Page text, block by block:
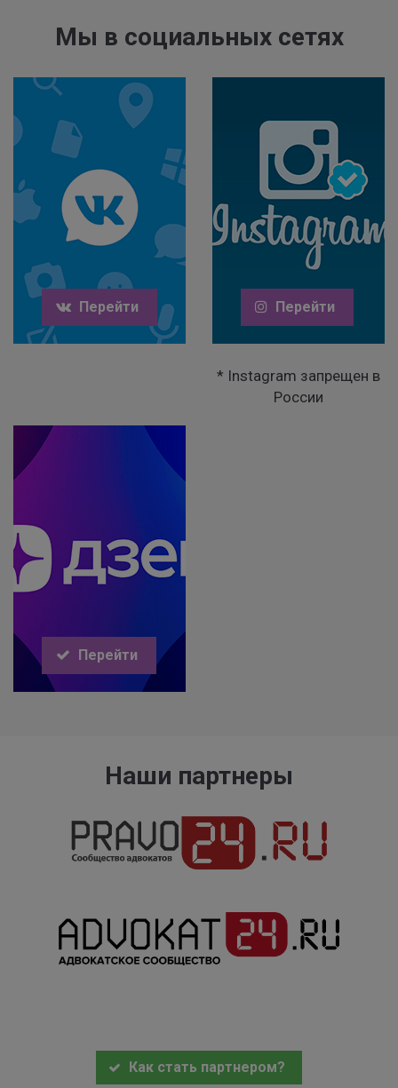
Мы в социальных сетях
Перейти Перейти
* Instagram запрещен в
России
Перейти
Наши партнеры
Как стать партнером?